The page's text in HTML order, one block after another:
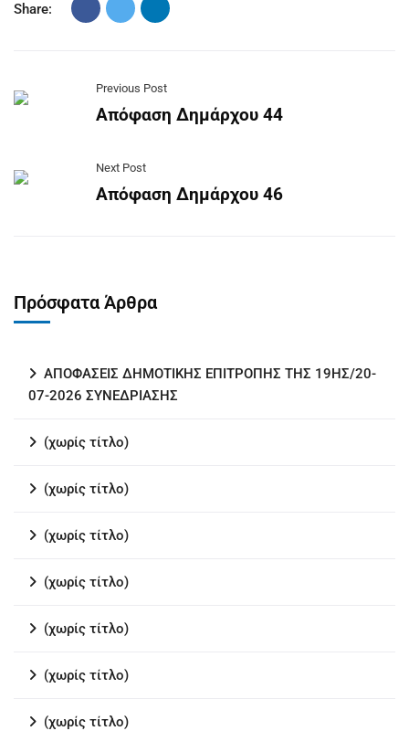
Share:
Previous Post
Απόφαση Δημάρχου 44
Next Post
Απόφαση Δημάρχου 46
Πρόσφατα Άρθρα
ΑΠΟΦΑΣΕΙΣ ΔΗΜΟΤΙΚΗΣ ΕΠΙΤΡΟΠΗΣ ΤΗΣ 19ΗΣ/20-
07-2026 ΣΥΝΕΔΡΙΑΣΗΣ
(χωρίς τίτλο)
(χωρίς τίτλο)
(χωρίς τίτλο)
(χωρίς τίτλο)
(χωρίς τίτλο)
(χωρίς τίτλο)
(χωρίς τίτλο)